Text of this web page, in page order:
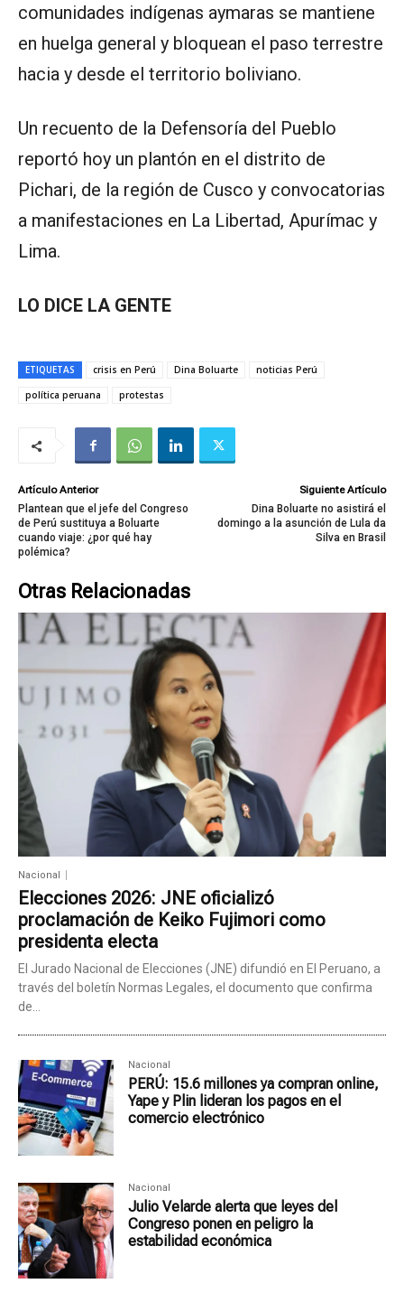
comunidades indígenas aymaras se mantiene
en huelga general y bloquean el paso terrestre
hacia y desde el territorio boliviano.
Un recuento de la Defensoría del Pueblo
reportó hoy un plantón en el distrito de
Pichari, de la región de Cusco y convocatorias
a manifestaciones en La Libertad, Apurímac y
Lima.
LO DICE LA GENTE
ETIQUETAS crisis en Perú Dina Boluarte
noticias Perú
política peruana
protestas
Artículo Anterior
Plantean que el jefe del Congreso
de Perú sustituya a Boluarte
cuando viaje: ¿por qué hay
polémica?
Siguiente Artículo
Dina Boluarte no asistirá el
domingo a la asunción de Lula da
Silva en Brasil
Otras Relacionadas
Nacional
Elecciones 2026: JNE oficializó
proclamación de Keiko Fujimori como
presidenta electa
El Jurado Nacional de Elecciones (JNE) difundió en El Peruano, a
través del boletín Normas Legales, el documento que confirma
de...
Nacional
PERÚ: 15.6 millones ya compran online,
Yape y Plin lideran los pagos en el
comercio electrónico
Nacional
Julio Velarde alerta que leyes del
Congreso ponen en peligro la
estabilidad económica